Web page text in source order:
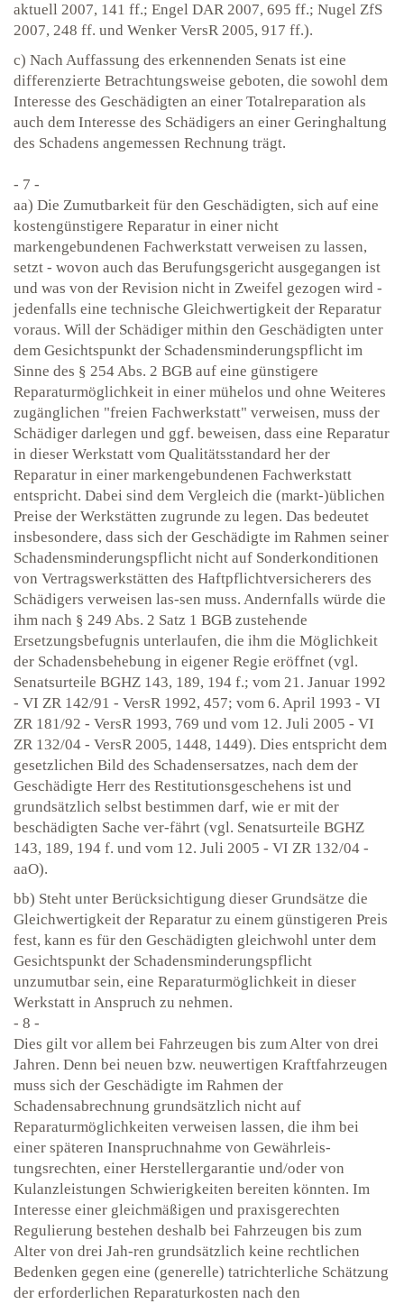
aktuell 2007, 141 ff.; Engel DAR 2007, 695 ff.; Nugel ZfS
2007, 248 ff. und Wenker VersR 2005, 917 ff.).
c) Nach Auffassung des erkennenden Senats ist eine
differenzierte Betrachtungsweise geboten, die sowohl dem
Interesse des Geschädigten an einer Totalreparation als
auch dem Interesse des Schädigers an einer Geringhaltung
des Schadens angemessen Rechnung trägt.
- 7 -
aa) Die Zumutbarkeit für den Geschädigten, sich auf eine
kostengünstigere Reparatur in einer nicht
markengebundenen Fachwerkstatt verweisen zu lassen,
setzt - wovon auch das Berufungsgericht ausgegangen ist
und was von der Revision nicht in Zweifel gezogen wird -
jedenfalls eine technische Gleichwertigkeit der Reparatur
voraus. Will der Schädiger mithin den Geschädigten unter
dem Gesichtspunkt der Schadensminderungspflicht im
Sinne des § 254 Abs. 2 BGB auf eine günstigere
Reparaturmöglichkeit in einer mühelos und ohne Weiteres
zugänglichen "freien Fachwerkstatt" verweisen, muss der
Schädiger darlegen und ggf. beweisen, dass eine Reparatur
in dieser Werkstatt vom Qualitätsstandard her der
Reparatur in einer markengebundenen Fachwerkstatt
entspricht. Dabei sind dem Vergleich die (markt-)üblichen
Preise der Werkstätten zugrunde zu legen. Das bedeutet
insbesondere, dass sich der Geschädigte im Rahmen seiner
Schadensminderungspflicht nicht auf Sonderkonditionen
von Vertragswerkstätten des Haftpflichtversicherers des
Schädigers verweisen las-sen muss. Andernfalls würde die
ihm nach § 249 Abs. 2 Satz 1 BGB zustehende
Ersetzungsbefugnis unterlaufen, die ihm die Möglichkeit
der Schadensbehebung in eigener Regie eröffnet (vgl.
Senatsurteile BGHZ 143, 189, 194 f.; vom 21. Januar 1992
- VI ZR 142/91 - VersR 1992, 457; vom 6. April 1993 - VI
ZR 181/92 - VersR 1993, 769 und vom 12. Juli 2005 - VI
ZR 132/04 - VersR 2005, 1448, 1449). Dies entspricht dem
gesetzlichen Bild des Schadensersatzes, nach dem der
Geschädigte Herr des Restitutionsgeschehens ist und
grundsätzlich selbst bestimmen darf, wie er mit der
beschädigten Sache ver-fährt (vgl. Senatsurteile BGHZ
143, 189, 194 f. und vom 12. Juli 2005 - VI ZR 132/04 -
aaO).
bb) Steht unter Berücksichtigung dieser Grundsätze die
Gleichwertigkeit der Reparatur zu einem günstigeren Preis
fest, kann es für den Geschädigten gleichwohl unter dem
Gesichtspunkt der Schadensminderungspflicht
unzumutbar sein, eine Reparaturmöglichkeit in dieser
Werkstatt in Anspruch zu nehmen.
- 8 -
Dies gilt vor allem bei Fahrzeugen bis zum Alter von drei
Jahren. Denn bei neuen bzw. neuwertigen Kraftfahrzeugen
muss sich der Geschädigte im Rahmen der
Schadensabrechnung grundsätzlich nicht auf
Reparaturmöglichkeiten verweisen lassen, die ihm bei
einer späteren Inanspruchnahme von Gewährleis-
tungsrechten, einer Herstellergarantie und/oder von
Kulanzleistungen Schwierigkeiten bereiten könnten. Im
Interesse einer gleichmäßigen und praxisgerechten
Regulierung bestehen deshalb bei Fahrzeugen bis zum
Alter von drei Jah-ren grundsätzlich keine rechtlichen
Bedenken gegen eine (generelle) tatrichterliche Schätzung
der erforderlichen Reparaturkosten nach den